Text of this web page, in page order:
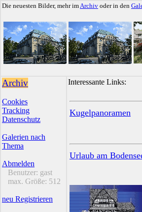
Die neuesten Bilder, mehr imArchiv oder in den
Archiv
Cookies
Tracking
Datenschutz
Galerien nach
Thema
Abmelden
Benutzer: gast
max. Größe: 512
neu Registrieren
Interessante Links:
Kugelpanoramen
Urlaub am